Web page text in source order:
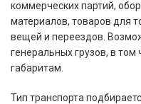
коммерческих партий,
материалов, товаров для
вещей и переездов.
генеральных грузов, в том
габаритам.
Тип транспорта